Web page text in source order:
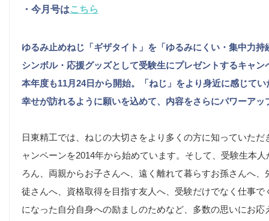
・今月号はこちら
ゆるみ止めねじ「ギザタイト」を「ゆるみにくい・集中力持
シンボル・応援グッズとして受験生にプレゼントするキャン
本年度も11月24日から開始。「ねじ」をより身近に感じてい
幸せが訪れるように願いを込めて、内容をさらにパワーアッ
日東精工では、ねじの大切さをより多くの方に知っていた
ャンペーンを2014年から始めています。そして、受験生本人
ろん、両親からお子さんへ、遠く離れて暮らすお孫さんへ、
徒さんへ、資格取得を目指す友人へ、受験だけでなく仕事で
になった自分自身への励ましのためなど、多数の思いにお応